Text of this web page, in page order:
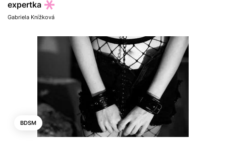
expertka
Gabriela Knížková
BDSM